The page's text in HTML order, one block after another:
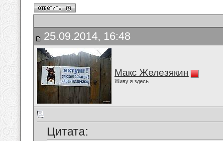
25.09.2014, 16:48
Макс Железякин
Живу я здесь
Цитата: